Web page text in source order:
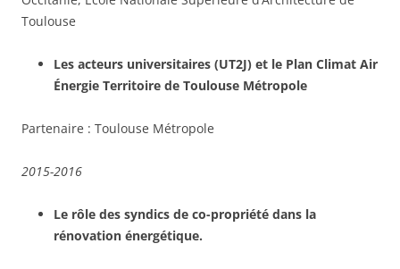
Toulouse
Les acteurs universitaires (UT2J) et le Plan Climat Air
Énergie Territoire de Toulouse Métropole
Partenaire : Toulouse Métropole
2015-2016
Le rôle des syndics de co-propriété dans la
rénovation énergétique.